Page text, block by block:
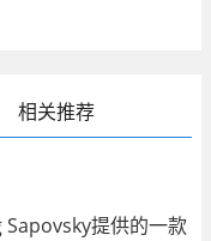
相关推荐
Sapovsky提供的一款